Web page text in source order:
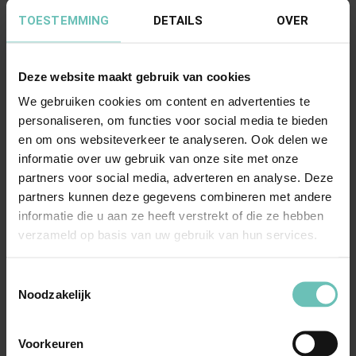
TOESTEMMING DETAILS OVER
Deze website maakt gebruik van cookies
We gebruiken cookies om content en advertenties te
personaliseren, om functies voor social media te bieden
en om ons websiteverkeer te analyseren. Ook delen we
informatie over uw gebruik van onze site met onze
partners voor social media, adverteren en analyse. Deze
partners kunnen deze gegevens combineren met andere
informatie die u aan ze heeft verstrekt of die ze hebben
verzameld op basis van uw gebruik van hun services.
Noodzakelijk
Voorkeuren
huwelijkse voorwaarden tijdens het huwelijk
geen ...
Publicaties Familie- & Erfrecht
Executie en verrekening
het dictum van de uitspraak niet het bedrag